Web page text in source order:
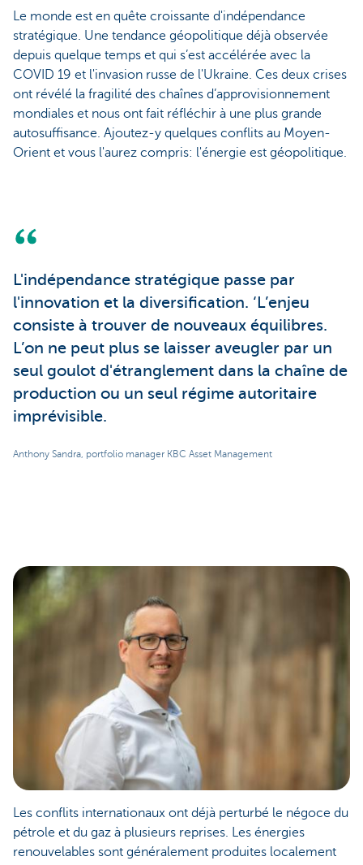
Le monde est en quête croissante d'indépendance
stratégique. Une tendance géopolitique déjà observée
depuis quelque temps et qui s’est accélérée avec la
COVID 19 et l'invasion russe de l'Ukraine. Ces deux crises
ont révélé la fragilité des chaînes d’approvisionnement
mondiales et nous ont fait réfléchir à une plus grande
autosuffisance. Ajoutez-y quelques conflits au Moyen-
Orient et vous l'aurez compris: l'énergie est géopolitique.
L'indépendance stratégique passe par
l'innovation et la diversification. ‘L’enjeu
consiste à trouver de nouveaux équilibres.
L’on ne peut plus se laisser aveugler par un
seul goulot d'étranglement dans la chaîne de
production ou un seul régime autoritaire
imprévisible.
Anthony Sandra, portfolio manager KBC Asset Management
Les conflits internationaux ont déjà perturbé le négoce du
pétrole et du gaz à plusieurs reprises. Les énergies
renouvelables sont généralement produites localement